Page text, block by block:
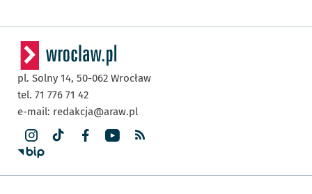
pl. Solny 14, 50-062 Wrocław
tel. 71 776 71 42
e-mail: redakcja@araw.pl